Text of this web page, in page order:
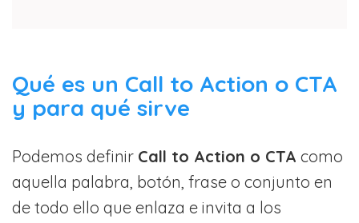
Qué es un Call to Action o CTA
y para qué sirve
Podemos definir Call to Action o CTA como
aquella palabra, botón, frase o conjunto en
de todo ello que enlaza e invita a los